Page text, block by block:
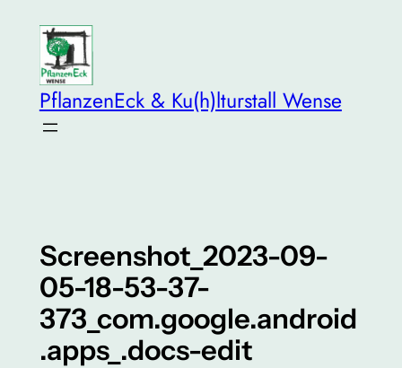
springen
PflanzenEck & Ku(h)lturstall Wense
Screenshot_2023-09-
05-18-53-37-
373_com.google.android
.apps_.docs-edit